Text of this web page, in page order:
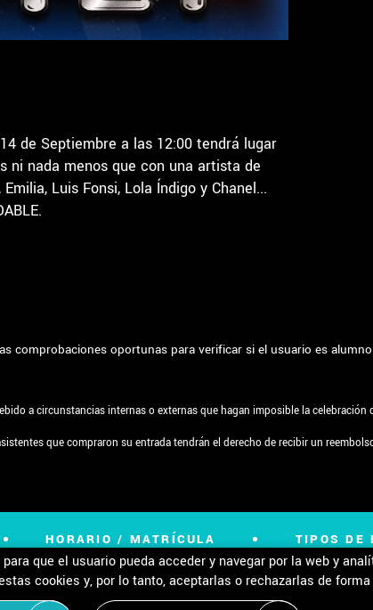
14 de Septiembre a las 12:00 tendrá lugar
ni nada menos que con una artista de
Luis Fonsi, Lola Índigo y Chanel...
comprobaciones oportunas para verificar si el usuario es
a circunstancias internas o externas que hagan imposible la celebración
que compraron su entrada tendrán el derecho de recibir un
que el usuario pueda acceder y navegar por la web y
cookies y, por lo tanto, aceptarlas o rechazarlas de
HORARIO / MATRÍCULA TIPOS DE
de Cookies Configuración de Cookies